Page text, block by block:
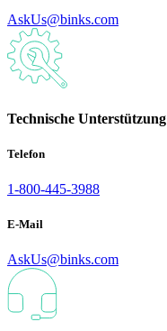
AskUs@binks.com
Technische Unterstützung
Telefon
1-800-445-3988
E-Mail
AskUs@binks.com